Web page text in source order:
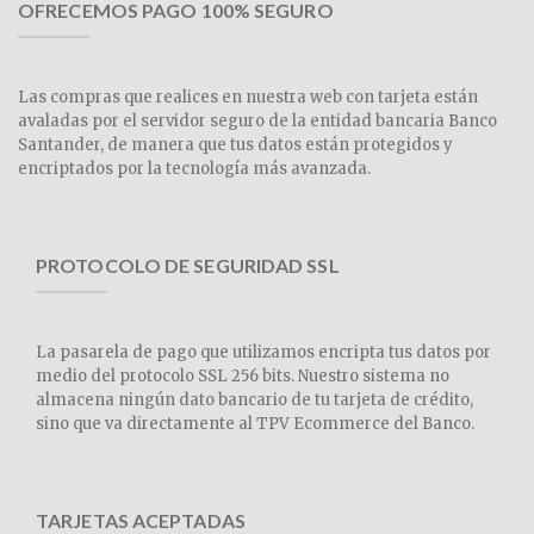
OFRECEMOS PAGO 100% SEGURO
Las compras que realices en nuestra web con tarjeta están
avaladas por el servidor seguro de la entidad bancaria Banco
Santander, de manera que tus datos están protegidos y
encriptados por la tecnología más avanzada.
PROTOCOLO DE SEGURIDAD SSL
La pasarela de pago que utilizamos encripta tus datos por
medio del protocolo SSL 256 bits. Nuestro sistema no
almacena ningún dato bancario de tu tarjeta de crédito,
sino que va directamente al TPV Ecommerce del Banco.
TARJETAS ACEPTADAS